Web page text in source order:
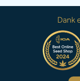
Dank